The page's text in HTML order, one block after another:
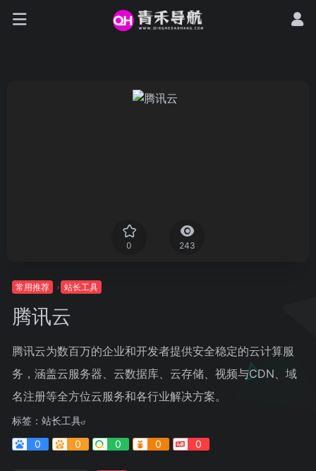
0 243
常用推荐 站长工具
腾讯云
腾讯云为数百万的企业和开发者提供安全稳定的云计算服
务，涵盖云服务器、云数据库、云存储、视频与CDN、域
名注册等全方位云服务和各行业解决方案。
标签： 站长工具
0
0 0 0 0